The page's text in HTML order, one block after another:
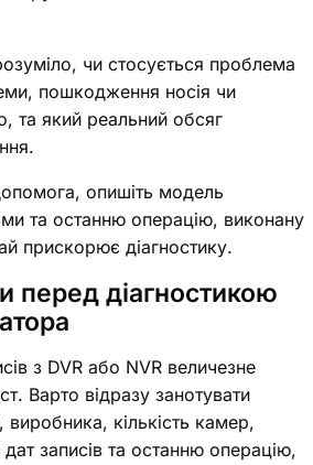
чи стосується проблема
пошкодження носія чи
та який реальний обсяг
опишіть модель
та останню операцію, виконану
прискорює діагностику.
перед діагностикою
з DVR або NVR величезне
Варто відразу занотувати
кількість камер,
записів та останню операцію,